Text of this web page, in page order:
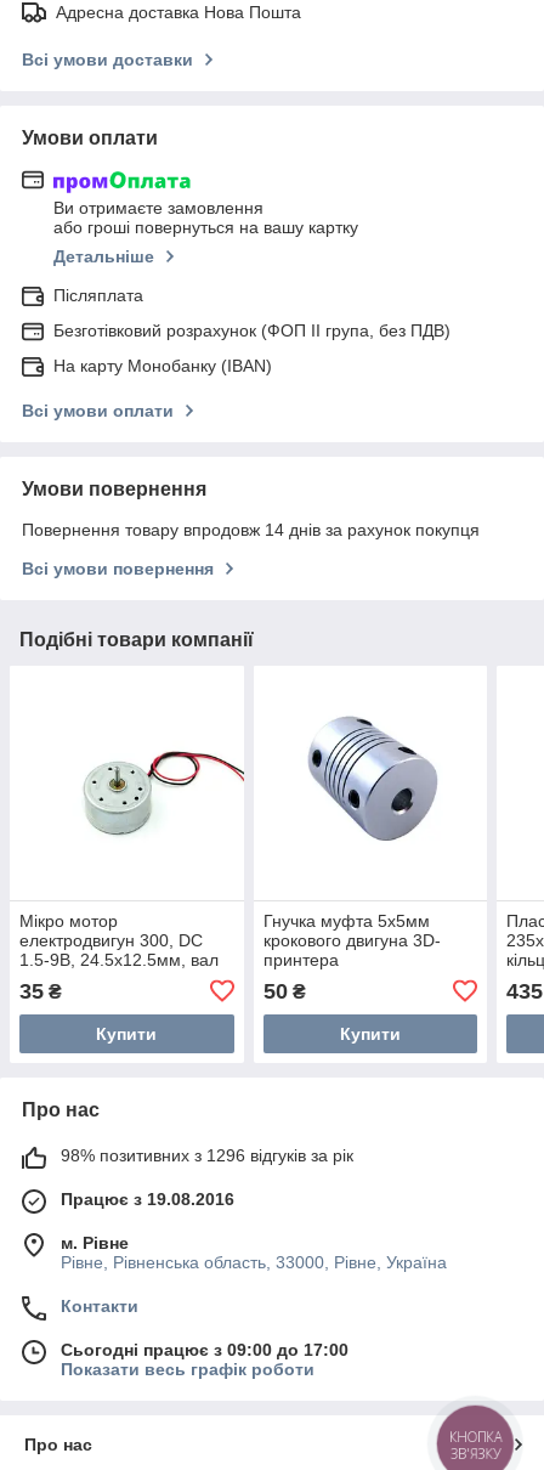
Адресна доставка Нова Пошта
Всі умови доставки
Умови оплати
Ви отримаєте замовлення
або гроші повернуться на вашу картку
Детальніше
Післяплата
Безготівковий розрахунок (ФОП ІІ група, без ПДВ)
На карту Монобанку (IBAN)
Всі умови оплати
Умови повернення
Повернення товару впродовж 14 днів за рахунок покупця
Всі умови повернення
Подібні товари компанії
Мікро мотор
електродвигун 300, DC
1.5-9В, 24.5x12.5мм, вал
35 ₴
Купити
Гнучка муфта 5x5мм
крокового двигуна 3D-
принтера
50₴
Купити
435
Про нас
98% позитивних з 1296 відгуків за рік
Працює з 19.08.2016
м. Рівне
Рівне, Рівненська область, 33000, Рівне, Україна
Контакти
Сьогодні працює з 09:00 до 17:00
Показати весь графік роботи
Про нас
КНОПКА
ЗВ'ЯЗКУ